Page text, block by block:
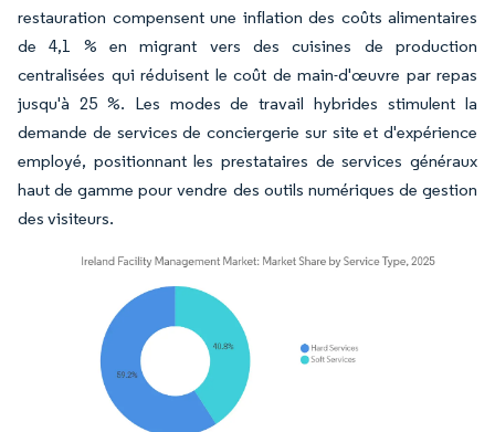
restauration compensent une inflation des coûts alimentaires
de 4,1 % en migrant vers des cuisines de production
centralisées qui réduisent le coût de main-d'œuvre par repas
jusqu'à 25 %. Les modes de travail hybrides stimulent la
demande de services de conciergerie sur site et d'expérience
employé, positionnant les prestataires de services généraux
haut de gamme pour vendre des outils numériques de gestion
des visiteurs.